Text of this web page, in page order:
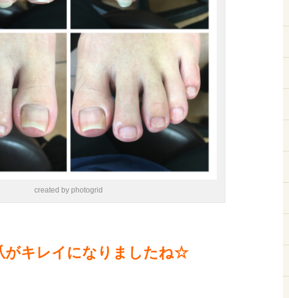
created by photogrid
がキレイになりましたね☆